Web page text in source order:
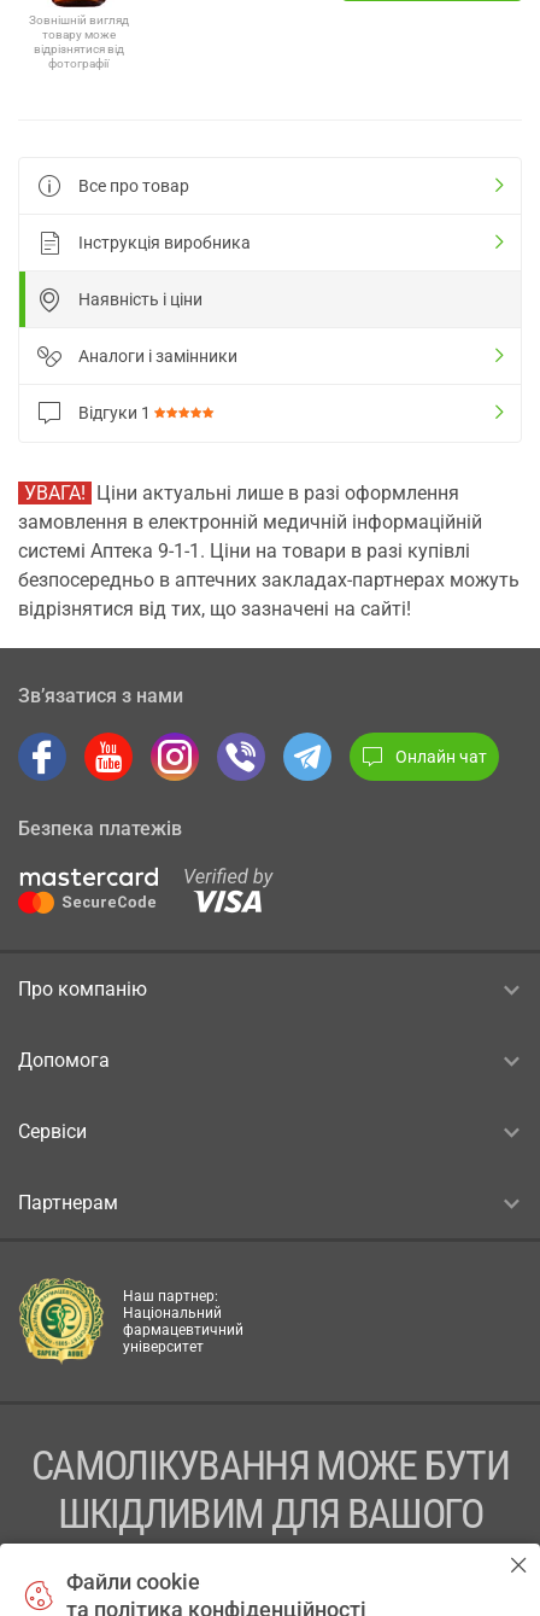
Зовнішній вигляд
товару може
відрізнятися від
фотографії
Все про товар
Інструкція виробника
Наявність і ціни
Аналоги і замінники
Відгуки 1
УВАГА! Ціни актуальні лише в разі оформлення
замовлення в електронній медичній інформаційній
системі Аптека 9-1-1. Ціни на товари в разі купівлі
безпосередньо в аптечних закладах-партнерах можуть
відрізнятися від тих, що зазначені на сайті!
Зв’язатися з нами
Онлайн чат
Безпека платежів
Про компанію
Допомога
Сервіси
Партнерам
Наш партнер:
Національний
фармацевтичний
університет
САМОЛІКУВАННЯ МОЖЕ БУТИ
ШКІДЛИВИМ ДЛЯ ВАШОГО
Файли cookie
та політика конфіденційності